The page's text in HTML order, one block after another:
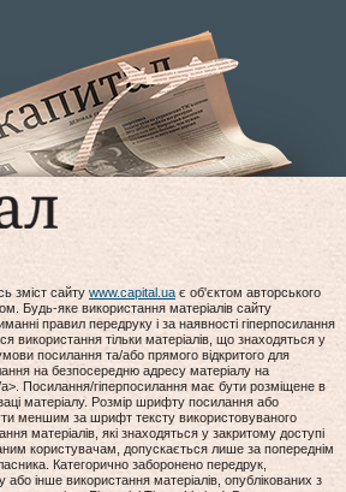
зміст сайту www.capital.uaє об'єктом авторського
Будь-яке використання матеріалів сайту
правил передруку і за наявності гіперпосилання
використання тільки матеріалів, що знаходяться у
посилання та/або прямого відкритого для
на безпосередню адресу матеріалу на
Посилання/гіперпосилання має бути розміщене в
матеріалу. Розмір шрифту посилання або
меншим за шрифт тексту використовуваного
матеріалів, які знаходяться у закритому доступі
користувачам, допускається лише за попереднім
Категорично заборонено передрук,
або інше використання матеріалів, опублікованих з